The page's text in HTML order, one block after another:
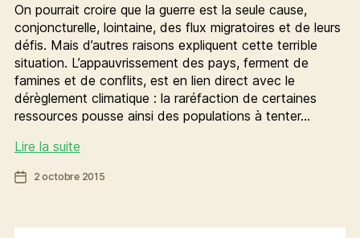
On pourrait croire que la guerre est la seule cause,
conjoncturelle, lointaine, des flux migratoires et de leurs
défis. Mais d’autres raisons expliquent cette terrible
situation. L’appauvrissement des pays, ferment de
famines et de conflits, est en lien direct avec le
dérèglement climatique : la raréfaction de certaines
ressources pousse ainsi des populations à tenter…
Lire la suiteAgir
le
Date2 octobre 2015